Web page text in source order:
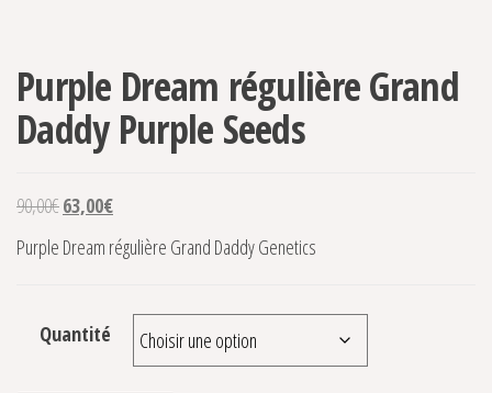
Purple Dream régulière Grand
Daddy Purple Seeds
90,00€Le prix initial était : 90,00€.
63,00€Le prix actuel est : 63,00€.
Purple Dream régulière Grand Daddy Genetics
Quantité